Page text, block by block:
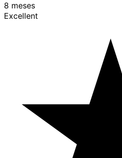
8 meses
Excellent